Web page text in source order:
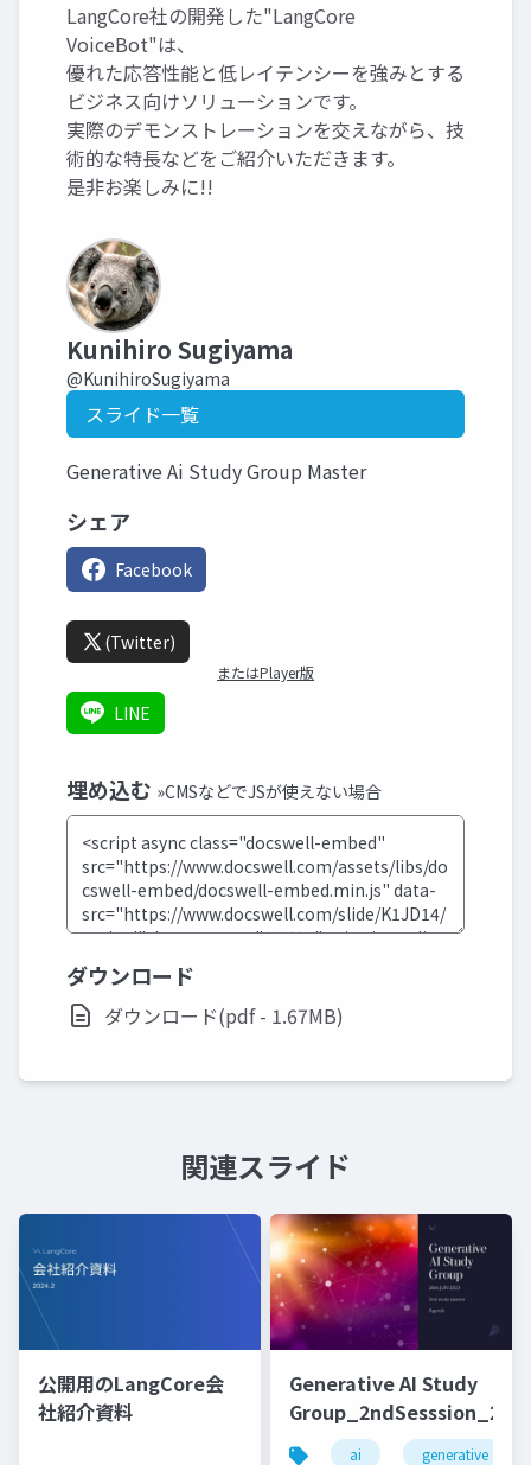
LangCore社の開発した"LangCore
VoiceBot"は、
優れた応答性能と低レイテンシーを強みとする
ビジネス向けソリューションです。
実際のデモンストレーションを交えながら、技
術的な特長などをご紹介いただきます。
是非お楽しみに!!
Kunihiro Sugiyama
@KunihiroSugiyama
スライド一覧
Generative Ai Study Group Master
シェア
Facebook
(Twitter)
またはPlayer版
LINE
埋め込む »CMSなどでJSが使えない場合
ダウンロード
ダウンロード(pdf - 1.67MB)
関連スライド
公開用のLangCore会
社紹介資料
Generative AI Study
ai generative ai